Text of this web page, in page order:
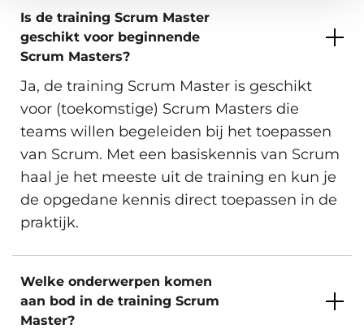
Is de training Scrum Master
geschikt voor beginnende
Scrum Masters?
Ja, de training Scrum Master is geschikt
voor (toekomstige) Scrum Masters die
teams willen begeleiden bij het toepassen
van Scrum. Met een basiskennis van Scrum
haal je het meeste uit de training en kun je
de opgedane kennis direct toepassen in de
praktijk.
Welke onderwerpen komen
aan bod in de training Scrum
Master?